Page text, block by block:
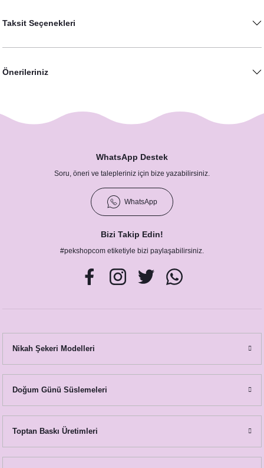
Taksit Seçenekleri
Önerileriniz
WhatsApp Destek
Soru, öneri ve talepleriniz için bize yazabilirsiniz.
WhatsApp
Bizi Takip Edin!
#pekshopcom etiketiyle bizi paylaşabilirsiniz.
Nikah Şekeri Modelleri
Doğum Günü Süslemeleri
Toptan Baskı Üretimleri